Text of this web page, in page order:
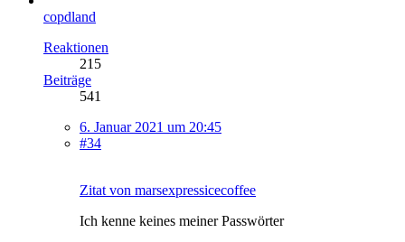
copdland
Reaktionen
215
Beiträge
541
6. Januar 2021 um 20:45
#34
Zitat von marsexpressicecoffee
Ich kenne keines meiner Passwörter